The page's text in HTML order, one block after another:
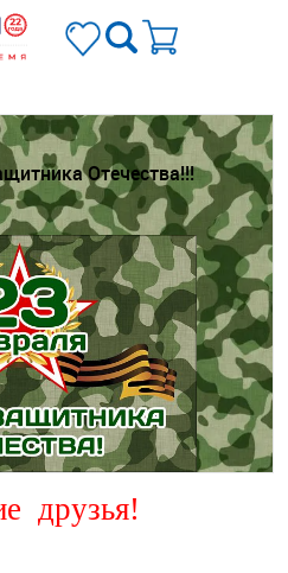
Отечества!!!
друзья!